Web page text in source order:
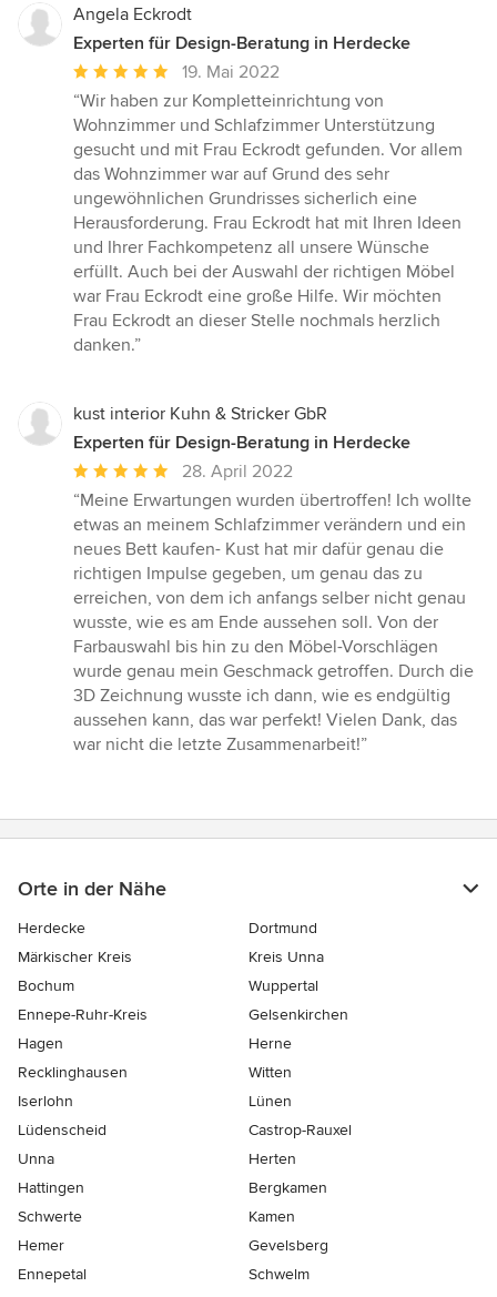
Angela Eckrodt
Experten für Design-Beratung in Herdecke
Durchschnittliche
Bewertung:
5
von
5
Sternen
19. Mai 2022
“Wir haben zur Kompletteinrichtung von
Wohnzimmer und Schlafzimmer Unterstützung
gesucht und mit Frau Eckrodt gefunden. Vor allem
das Wohnzimmer war auf Grund des sehr
ungewöhnlichen Grundrisses sicherlich eine
Herausforderung. Frau Eckrodt hat mit Ihren Ideen
und Ihrer Fachkompetenz all unsere Wünsche
erfüllt. Auch bei der Auswahl der richtigen Möbel
war Frau Eckrodt eine große Hilfe. Wir möchten
Frau Eckrodt an dieser Stelle nochmals herzlich
danken.”
kust interior Kuhn & Stricker GbR
Experten für Design-Beratung in Herdecke
Durchschnittliche
Bewertung:
5
von
5
Sternen
28. April 2022
“Meine Erwartungen wurden übertroffen! Ich wollte
etwas an meinem Schlafzimmer verändern und ein
neues Bett kaufen- Kust hat mir dafür genau die
richtigen Impulse gegeben, um genau das zu
erreichen, von dem ich anfangs selber nicht genau
wusste, wie es am Ende aussehen soll. Von der
Farbauswahl bis hin zu den Möbel-Vorschlägen
wurde genau mein Geschmack getroffen. Durch die
3D Zeichnung wusste ich dann, wie es endgültig
aussehen kann, das war perfekt! Vielen Dank, das
war nicht die letzte Zusammenarbeit!”
Orte in der Nähe
Herdecke
Dortmund
Märkischer Kreis
Kreis Unna
Bochum
Wuppertal
Ennepe-Ruhr-Kreis
Gelsenkirchen
Hagen
Herne
Recklinghausen
Witten
Iserlohn
Lünen
Lüdenscheid
Castrop-Rauxel
Unna
Herten
Hattingen
Bergkamen
Schwerte
Kamen
Hemer
Gevelsberg
Ennepetal
Schwelm